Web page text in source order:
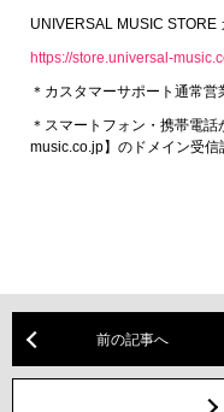
UNIVERSAL MUSIC STORE
https://store.universal-
＊カスタマーサポート通常
＊スマートフォン・携帯電
music.co.jp】のドメイン受信
前の記事へ